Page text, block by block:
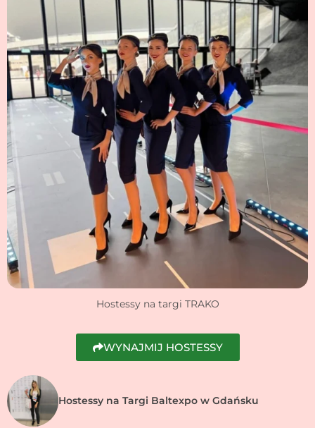
Hostessy na targi TRAKO
WYNAJMIJ HOSTESSY
Hostessy na Targi Baltexpo w Gdańsku